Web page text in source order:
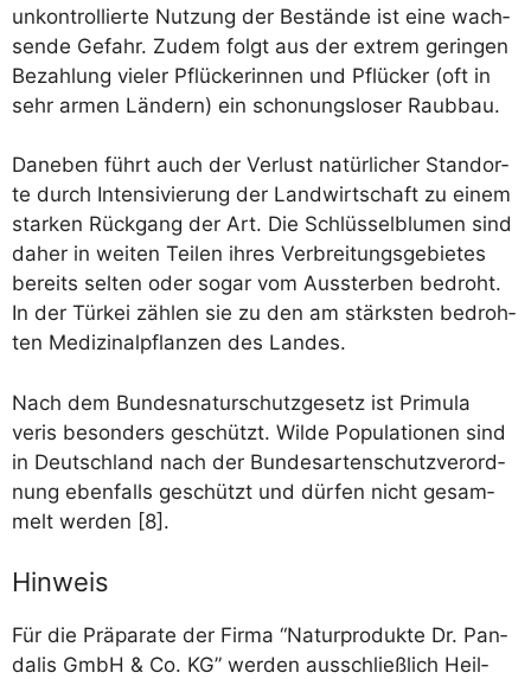
unkon­trol­lier­te Nut­zung der Bestän­de ist eine wach­
sen­de Gefahr. Zudem folgt aus der extrem gerin­gen
Bezah­lung vie­ler Pflü­cker­in­nen und Pflü­cker (oft in
sehr armen Län­dern) ein scho­nungs­lo­ser Raubbau.
Dane­ben führt auch der Ver­lust natür­li­cher Stand­or­
te durch Inten­si­vie­rung der Land­wirt­schaft zu einem
star­ken Rück­gang der Art. Die Schlüs­sel­blu­men sind
daher in wei­ten Tei­len ihres Ver­brei­tungs­ge­bie­tes
bereits sel­ten oder sogar vom Aus­ster­ben bedroht.
In der Tür­kei zäh­len sie zu den am stärks­ten bedroh­
ten Medi­zi­nal­pflan­zen des Landes.
Nach dem Bun­des­na­tur­schutz­ge­setz ist Pri­mu­la
veris beson­ders geschützt. Wil­de Popu­la­tio­nen sind
in Deutsch­land nach der Bun­des­ar­ten­schutz­ver­ord­
nung eben­falls geschützt und dür­fen nicht gesam­
melt wer­den [8].
Hinweis
Für die Prä­pa­ra­te der Fir­ma “Natur­pro­duk­te Dr. Pan­
da­lis GmbH & Co. KG” wer­den aus­schließ­lich Heil­